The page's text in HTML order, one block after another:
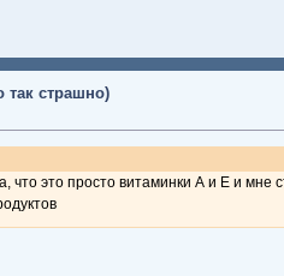
страшно)
что это просто витаминки А и Е и мне